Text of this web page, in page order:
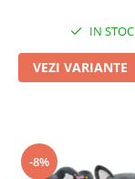
IN STOC
VEZI VARIANTE
-8%